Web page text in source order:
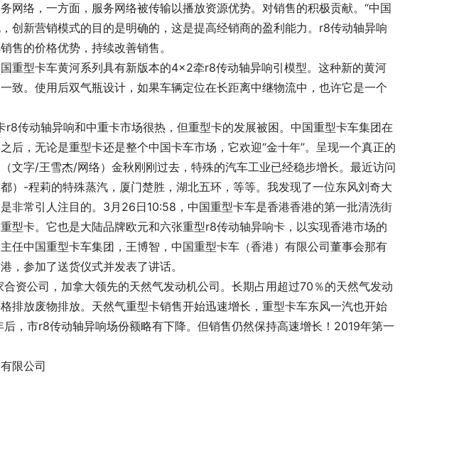
网络，一方面，服务网络被传输以播放资源优势。对销售的积极贡献。“中国
创新营销模式的目的是明确的，这是提高经销商的盈利能力。r8传动轴异响
售的价格优势，持续改善销售。
重型卡车黄河系列具有新版本的4×2牵r8传动轴异响引模型。这种新的黄河
致。使用后双气瓶设计，如果车辆定位在长距离中继物流中，也许它是一个
传动轴异响和中重卡市场很热，但重型卡的发展被困。中国重型卡车集团在
后，无论是重型卡还是整个中国卡车市场，它欢迎“金十年”。呈现一个真正的
文字/王雪杰/网络）金秋刚刚过去，特殊的汽车工业已经稳步增长。最近访问
）-程莉的特殊蒸汽，厦门楚胜，湖北五环，等等。我发现了一位东风刘奇大
非常引人注目的。3月26日10:58，中国重型卡车是香港香港的第一批清洗街
型卡。它也是大陆品牌欧元和六张重型r8传动轴异响卡，以实现香港市场的
任中国重型卡车集团，王博智，中国重型卡车（香港）有限公司董事会那有
，参加了送货仪式并发表了讲话。
资公司，加拿大领先的天然气发动机公司。长期占用超过70％的天然气发动
排放废物排放。天然气重型卡销售开始迅速增长，重型卡车东风一汽也开始
，市r8传动轴异响场份额略有下降。但销售仍然保持高速增长！2019年第一
限公司